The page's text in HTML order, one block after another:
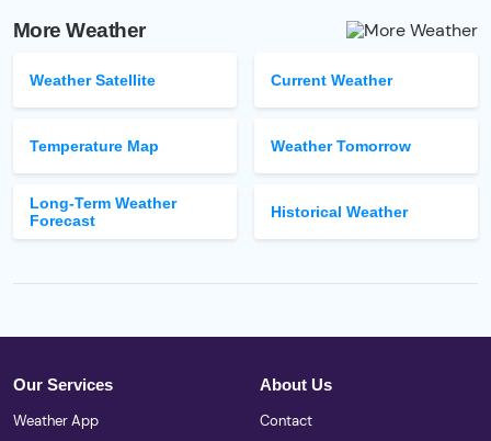
More Weather
Weather Satellite
Temperature Map
Long-Term Weather
Forecast
Current Weather
Weather Tomorrow
Historical Weather
Our Services
Weather App
About Us
Contact